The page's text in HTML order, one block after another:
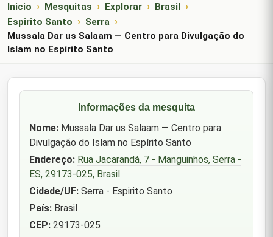
Inicio Mesquitas Explorar
Brasil
Espirito Santo
Serra
Mussala Dar us Salaam — Centro para Divulgação do
Islam no Espírito Santo
Informações da mesquita
Nome:Mussala Dar us Salaam — Centro para
Divulgação do Islam no Espírito Santo
Endereço: Rua Jacarandá, 7 - Manguinhos, Serra -
ES, 29173-025, Brasil
Cidade/UF:Serra - Espirito Santo
País:Brasil
CEP:29173-025